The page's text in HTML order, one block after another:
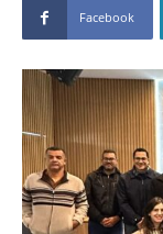
Facebook